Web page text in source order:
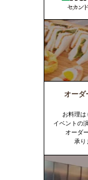
オーダ
お料理は
イベントの
オーダ
承り